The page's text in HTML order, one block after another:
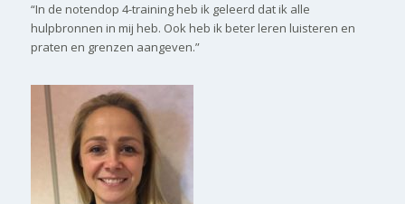
“In de notendop 4-training heb ik geleerd dat ik alle
hulpbronnen in mij heb. Ook heb ik beter leren luisteren en
praten en grenzen aangeven.”